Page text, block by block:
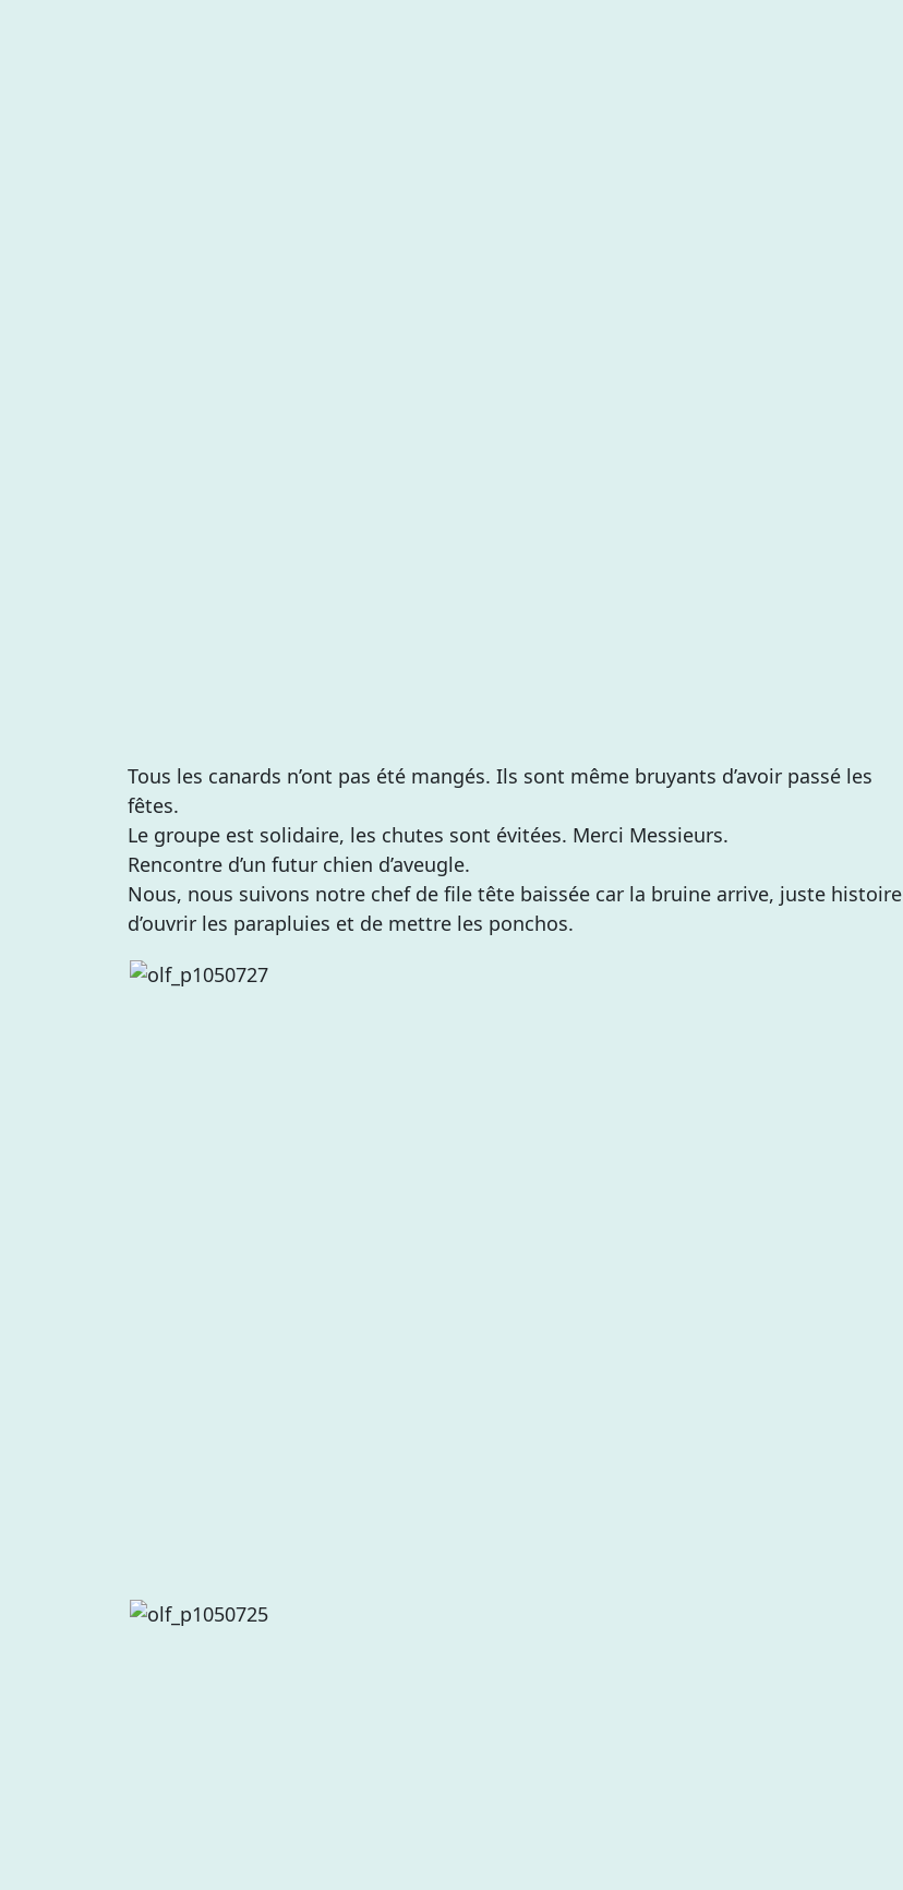
Tous les canards n’ont pas été mangés. Ils sont même bruyants d’avoir passé les
fêtes.
Le groupe est solidaire, les chutes sont évitées. Merci Messieurs.
Rencontre d’un futur chien d’aveugle.
Nous, nous suivons notre chef de file tête baissée car la bruine arrive, juste histoire
d’ouvrir les parapluies et de mettre les ponchos.